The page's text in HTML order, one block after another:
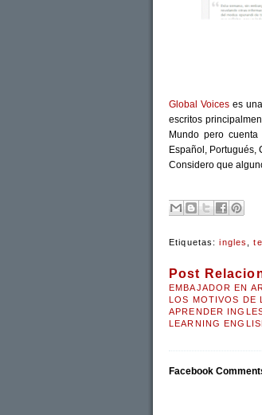
Global Voiceses
escritos
Mundo pero
Español, Portugués,
Considero que
Etiquetas:ingles ,
Post
EMBAJADOR EN
LOS MOTIVOS DE
APRENDER
LEARNING
Facebook